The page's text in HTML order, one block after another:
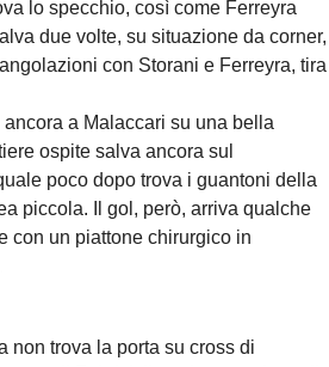
lo specchio, così come Ferreyra
due volte, su situazione da corner,
con Storani e Ferreyra, tira
a Malaccari su una bella
ospite salva ancora sul
poco dopo trova i guantoni della
piccola. Il gol, però, arriva qualche
con un piattone chirurgico in
non trova la porta su cross di